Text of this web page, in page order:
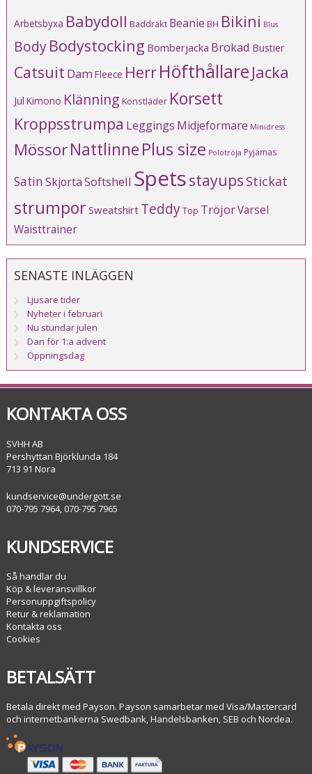
Arbetsbyxa Babydoll Baddräkt Beanie BH Bikini Blus
BodyBodystocking Bomberjacka Brokad Bustier
Catsuit Dam Fleece HerrHöfthållare Jacka
Jul Kimono Klänning Konstläder Korsett
Kroppsstrumpa Leggings Midjeformare Minidress
MössorNattlinnePlus size Polotröja Pyjamas
SatinSkjortaSoftshell Spetsstayups Stickat
strumporSweatshirt TeddyTop TröjorVarsel
Waisttrainer
SENASTE INLÄGGEN
Ljusare tider
Nyheter i februari
Nu stundar julen
Dan för 1:a advent
Öppningsdag
KONTAKTA OSS
SVHH AB
Pershyttan Björklunda 184
713 91 Nora
kundservice@undergott.se
070-795 7964, 070-795 7965
KUNDSERVICE
Så handlar du
Köp & leveransvillkor
Personuppgiftspolicy
Retur & reklamation
Kontakta oss
Cookies
BETALSÄTT
Betala direkt med Payson. Payson samarbetar med Visa/Mastercard
och internetbankerna Swedbank, Handelsbanken, SEB och Nordea.